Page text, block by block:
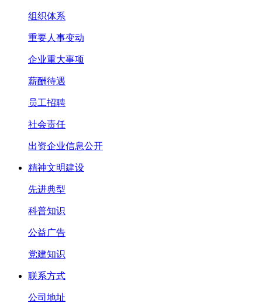
组织体系
重要人事变动
企业重大事项
薪酬待遇
员工招聘
社会责任
出资企业信息公开
精神文明建设
先进典型
科普知识
公益广告
党建知识
联系方式
公司地址